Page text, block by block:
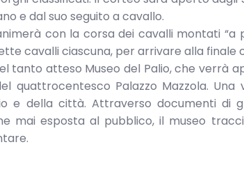
e dal suo seguito a cavallo.
con la corsa dei cavalli montati “a
cavalli ciascuna, per arrivare alla finale
tanto atteso Museo del Palio, che verrà
quattrocentesco Palazzo Mazzola.
e della città. Attraverso documenti di
mai esposta al pubblico, il museo